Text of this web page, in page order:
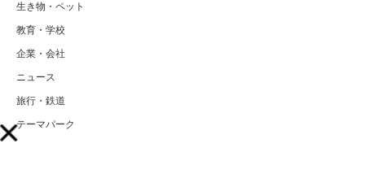
生き物・ペット
教育・学校
企業・会社
ニュース
旅行・鉄道
テーマパーク